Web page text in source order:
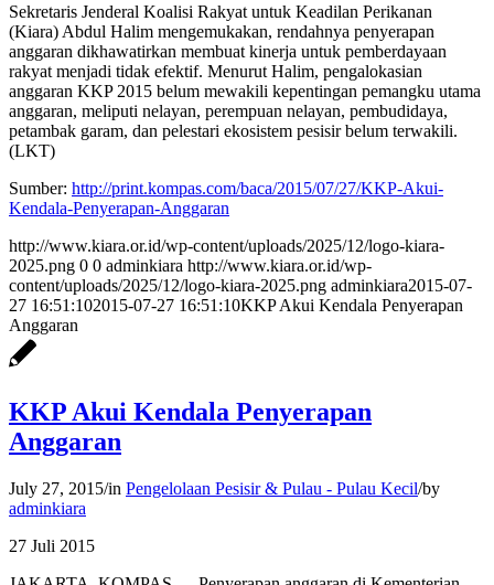
Sekretaris Jenderal Koalisi Rakyat untuk Keadilan Perikanan
(Kiara) Abdul Halim mengemukakan, rendahnya penyerapan
anggaran dikhawatirkan membuat kinerja untuk pemberdayaan
rakyat menjadi tidak efektif. Menurut Halim, pengalokasian
anggaran KKP 2015 belum mewakili kepentingan pemangku utama
anggaran, meliputi nelayan, perempuan nelayan, pembudidaya,
petambak garam, dan pelestari ekosistem pesisir belum terwakili.
(LKT)
Sumber: http://print.kompas.com/baca/2015/07/27/KKP-Akui-
Kendala-Penyerapan-Anggaran
http://www.kiara.or.id/wp-content/uploads/2025/12/logo-kiara-
2025.png 0 0 adminkiara http://www.kiara.or.id/wp-
content/uploads/2025/12/logo-kiara-2025.png adminkiara2015-07-
27 16:51:102015-07-27 16:51:10KKP Akui Kendala Penyerapan
Anggaran
KKP Akui Kendala Penyerapan
Anggaran
July 27, 2015/in Pengelolaan Pesisir & Pulau - Pulau Kecil/by
adminkiara
27 Juli 2015